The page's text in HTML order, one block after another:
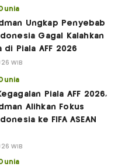
Ungkap Penyebab
Gagal Kalahkan
di Piala AFF 2026
WIB
Piala AFF 2026,
Alihkan Fokus
ke FIFA ASEAN
WIB